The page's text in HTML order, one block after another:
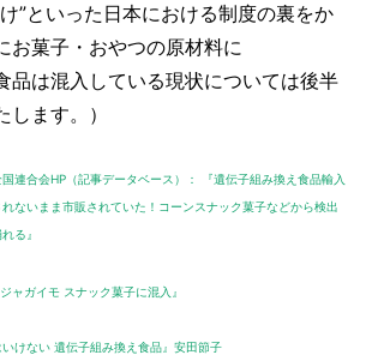
け”といった日本における制度の裏をか
お菓子・おやつの原材料に
品は混入している現状については後半
ます。）
国連合会HP（記事データベース）： 『遺伝子組み換え食品輸入
ないまま市販されていた！コーンスナック菓子などから検出
る』
ャガイモ スナック菓子に混入』
いけない 遺伝子組み換え食品』安田節子